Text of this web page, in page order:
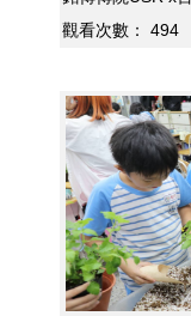
觀看次數：
494